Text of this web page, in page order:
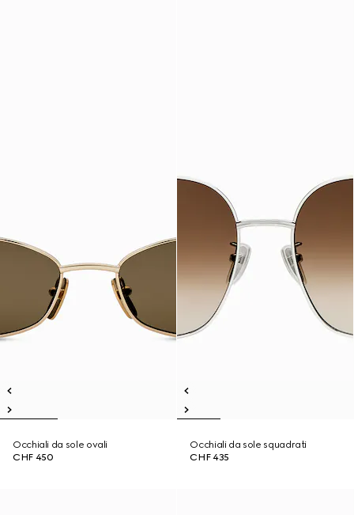
Occhiali da sole ovali
CHF 450
Occhiali da sole squadrati
CHF 435